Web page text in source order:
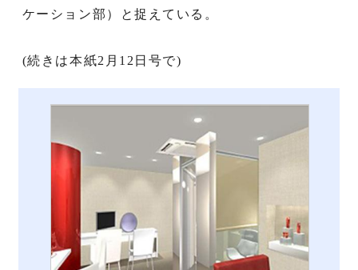
ケーション部）と捉えている。
(続きは本紙2月12日号で)